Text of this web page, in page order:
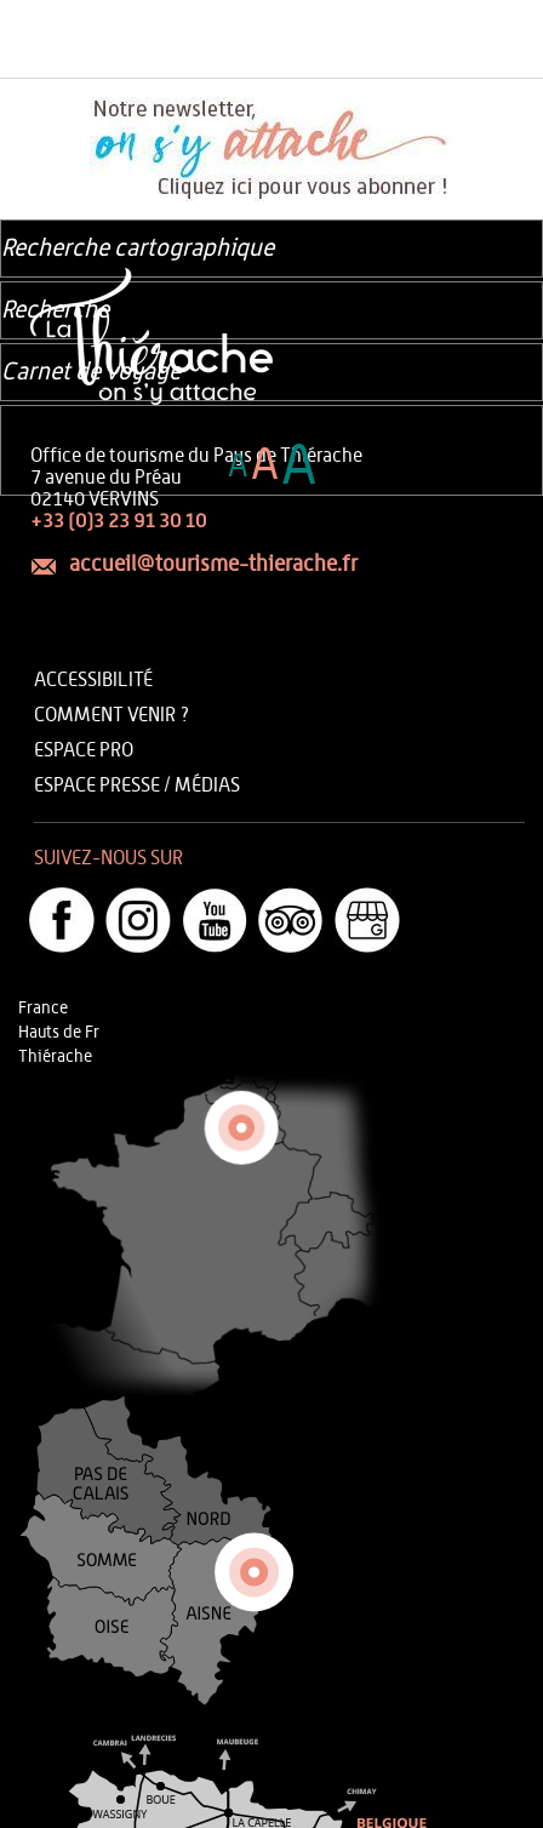
Office de tourisme du Pays de Thiérache
7 avenue du Préau
02140 VERVINS
+33 (0)3 23 91 30 10
accueil@tourisme-thierache.fr
ACCESSIBILITÉ
COMMENT VENIR ?
ESPACE PRO
ESPACE PRESSE / MÉDIAS
SUIVEZ-NOUS SUR
France
Hauts de Fr
Thiérache
Recherche cartographique
Recherche
Carnet de voyage
AAA